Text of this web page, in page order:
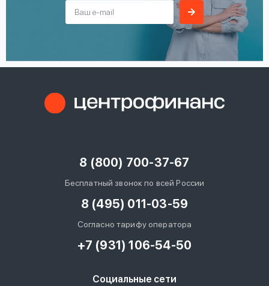
8 (800) 700-37-67
Бесплатный звонок по всей России
8 (495) 011-03-59
Согласно тарифу оператора
+7 (931) 106-54-50
Социальные сети